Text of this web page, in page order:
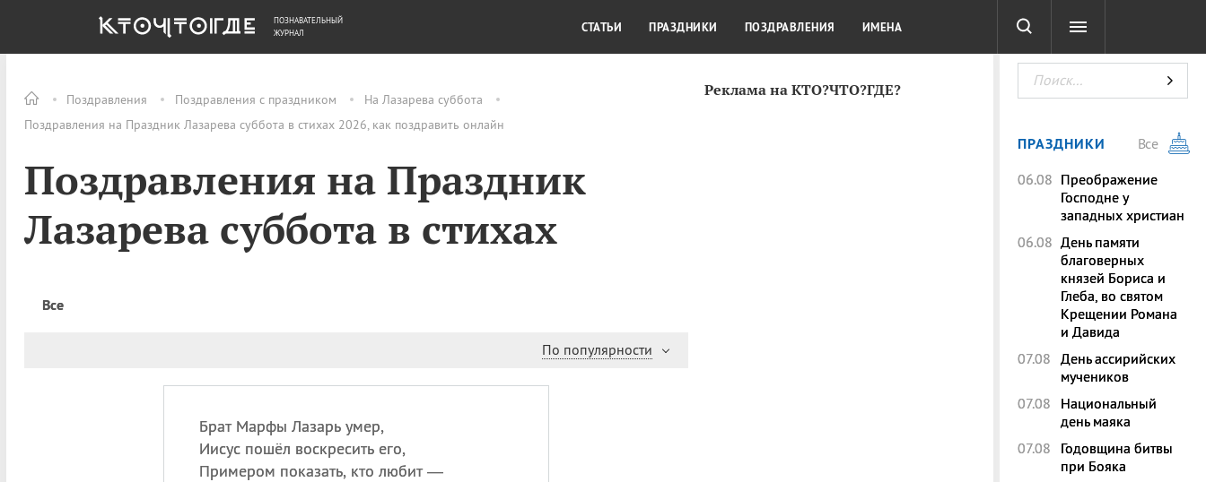
Поздравления Поздравления с праздником
На Лазарева суббота
Поздравления на Праздник Лазарева суббота в стихах 2026, как поздравить онлайн
Поздравления на Праздник
Лазарева суббота в стихах
Все
По популярности
Брат Марфы Лазарь умер,
Иисус пошёл воскресить его,
Примером показать, кто любит —
Реклама на КТО?ЧТО?ГДЕ?
ОБЩЕСТВО ДЕНЬГИ КУЛЬТУРА КРАСОТА ТЕСТЫ
ПОЗНАВАТЕЛЬНЫЙ
ЖУРНАЛ
СТАТЬИ ПРАЗДНИКИ ПОЗДРАВЛЕНИЯ ИМЕНА
ПРАЗДНИКИ
Все
06.08 Преображение
Господне у
западных христиан
06.08 День памяти
благоверных
князей Бориса и
Глеба, во святом
Крещении Романа
и Давида
07.08 День ассирийских
мучеников
07.08
Национальный
день маяка
07.08
Годовщина битвы
при Бояка